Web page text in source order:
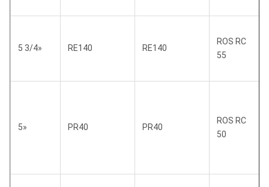
5 3/4» RE140 RE140
ROS RC
55
5» PR40 PR40
ROS RC
50